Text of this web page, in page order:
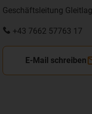
Geschäftsleitung
+43 7662 57763 17
E-Mail schreiben